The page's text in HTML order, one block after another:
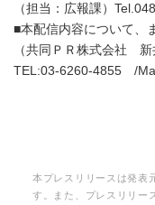
（担当：広報課）
■本配信内容について、
（共同ＰＲ株式会社 新
TEL:03-6260-4855 /
本プレスリリースは発表
す。また、プレスリリー